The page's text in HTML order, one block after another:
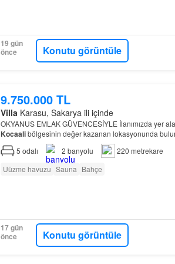
19 gün
önce
Konutu görüntüle
9.750.000 TL
Villa Karasu, Sakarya ili içinde
OKYANUS EMLAK GÜVENCESİYLE İlanımızda yer
Kocaalibölgesinin değer kazanan lokasyonunda
5 odalı 2 banyolu
220 metrekare
Uüzme havuzu Sauna Bahçe
17 gün
önce
Konutu görüntüle